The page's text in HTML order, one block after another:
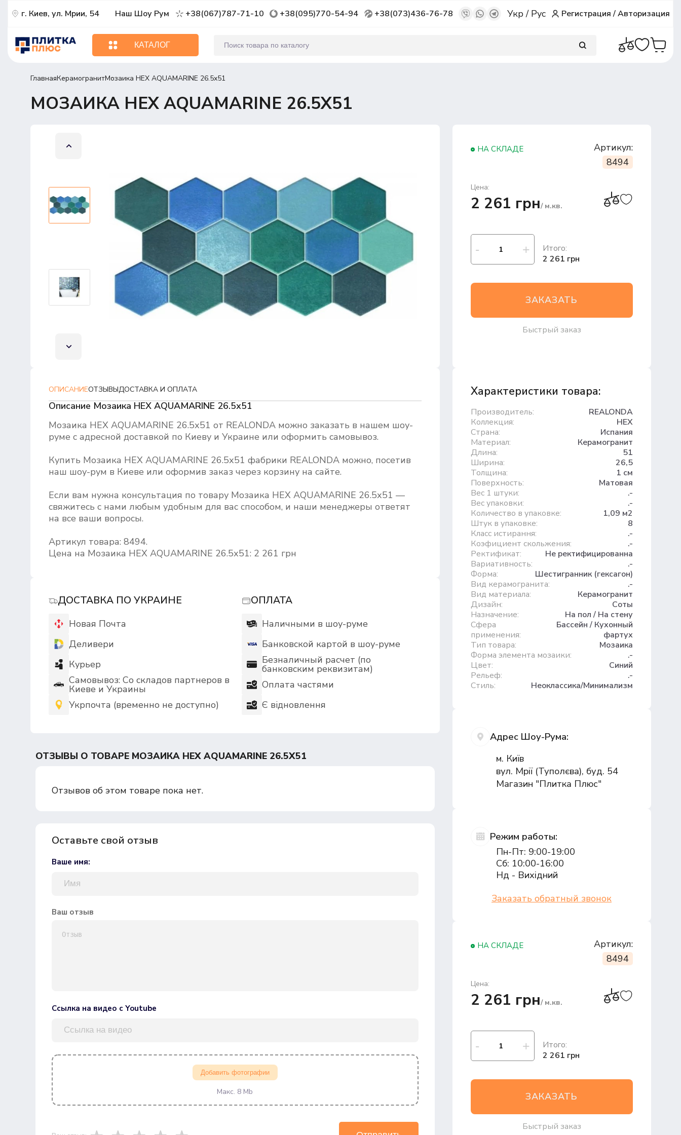
г. Киев, ул. Мрии, 54 Наш Шоу Рум +38(067)787-71-10 +38(095)770-54-94 +38(073)436-76-78 Укр/ Рус Регистрация/Авторизация
КАТАЛОГ
ГлавнаяКерамогранитМозаика HEX AQUAMARINE 26.5х51
МОЗАИКА HEX AQUAMARINE 26.5Х51
НА СКЛАДЕ
Артикул:
8494
Цена:
2 261 грн/ м.кв.
Итого:
2 261 грн
ЗАКАЗАТЬ
Быстрый заказ
ОПИСАНИЕОТЗЫВЫДОСТАВКА И ОПЛАТА
Описание Мозаика HEX AQUAMARINE 26.5х51
Мозаика HEX AQUAMARINE 26.5х51 от REALONDA можно заказать в нашем шоу-
руме с адресной доставкой по Киеву и Украине или оформить самовывоз.
Купить Мозаика HEX AQUAMARINE 26.5х51 фабрики REALONDA можно, посетив
наш шоу-рум в Киеве или оформив заказ через корзину на сайте.
Если вам нужна консультация по товару Мозаика HEX AQUAMARINE 26.5х51 —
свяжитесь с нами любым удобным для вас способом, и наши менеджеры ответят
на все ваши вопросы.
Артикул товара: 8494.
Цена на Мозаика HEX AQUAMARINE 26.5х51: 2 261 грн
ДОСТАВКА ПО УКРАИНЕ
Новая Почта
Деливери
Курьер
Самовывоз: Со складов партнеров в
Киеве и Украины
Укрпочта (временно не доступно)
ОПЛАТА
Наличными в шоу-руме
Банковской картой в шоу-руме
Безналичный расчет (по
банковским реквизитам)
Оплата частями
Є відновлення
ОТЗЫВЫ О ТОВАРЕ МОЗАИКА HEX AQUAMARINE 26.5Х51
Отзывов об этом товаре пока нет.
Оставьте свой отзыв
Ваше имя:
Ваш отзыв
Ссылка на видео с Youtube
Добавить фотографии
Макс. 8 Mb
Характеристики товара:
Производитель:
REALONDA
Коллекция:
HEX
Страна:
Испания
Материал:
Керамогранит
Длина:
51
Ширина:
26,5
Толщина:
1 см
Поверхность:
Матовая
Вес 1 штуки:
.-
Вес упаковки:
.-
Количество в упаковке:
1,09 м2
Штук в упаковке:
8
Класс истирання:
.-
Коэфициент скольжения:
.-
Ректификат:
Не ректифицированна
Вариативность:
.-
Форма:
Шестигранник (гексагон)
Вид керамогранита:
.-
Вид материала:
Керамогранит
Дизайн:
Соты
Назначение:
На пол / На стену
Сфера
применения:
Бассейн / Кухонный
фартух
Тип товара:
Мозаика
Форма элемента мозаики:
.-
Цвет:
Синий
Рельеф:
.-
Стиль:
Неоклассика/Минимализм
Адрес Шоу-Рума:
м. Київ
вул. Мрії (Туполєва), буд. 54
Магазин "Плитка Плюс"
Режим работы:
Пн-Пт: 9:00-19:00
Сб: 10:00-16:00
Нд - Вихідний
Заказать обратный звонок
НА СКЛАДЕ
Артикул:
8494
Цена:
2 261 грн/ м.кв.
Итого:
2 261 грн
ЗАКАЗАТЬ
Быстрый заказ